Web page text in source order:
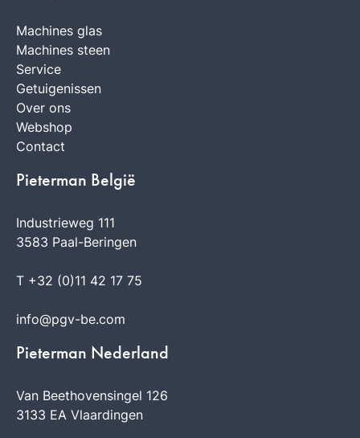
Machines glas
Machines steen
Service
Getuigenissen
Over ons
Webshop
Contact
Pieterman België
Industrieweg 111
3583 Paal-Beringen
T +32 (0)11 42 17 75
info@pgv-be.com
Pieterman Nederland
Van Beethovensingel 126
3133 EA Vlaardingen